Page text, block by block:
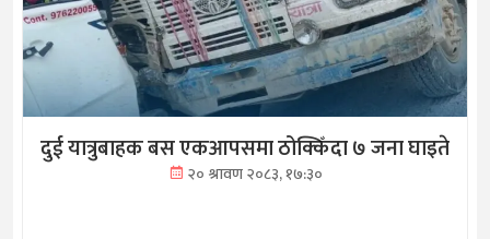
दुई यात्रुबाहक बस एकआपसमा ठोक्किँदा ७ जना घाइते
२० श्रावण २०८३, १७:३०